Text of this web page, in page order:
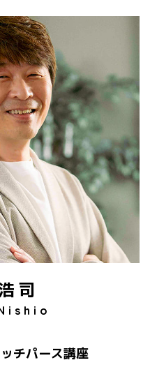
司
チパース講座